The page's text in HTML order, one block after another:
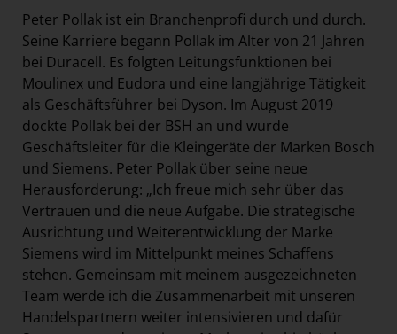
Peter Pollak ist ein Branchenprofi durch und durch.
Seine Karriere begann Pollak im Alter von 21 Jahren
bei Duracell. Es folgten Leitungsfunktionen bei
Moulinex und Eudora und eine langjährige Tätigkeit
als Geschäftsführer bei Dyson. Im August 2019
dockte Pollak bei der BSH an und wurde
Geschäftsleiter für die Kleingeräte der Marken Bosch
und Siemens. Peter Pollak über seine neue
Herausforderung: „Ich freue mich sehr über das
Vertrauen und die neue Aufgabe. Die strategische
Ausrichtung und Weiterentwicklung der Marke
Siemens wird im Mittelpunkt meines Schaffens
stehen. Gemeinsam mit meinem ausgezeichneten
Team werde ich die Zusammenarbeit mit unseren
Handelspartnern weiter intensivieren und dafür